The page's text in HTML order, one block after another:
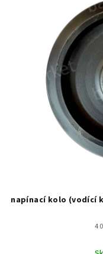
napínací kolo (vodící
4